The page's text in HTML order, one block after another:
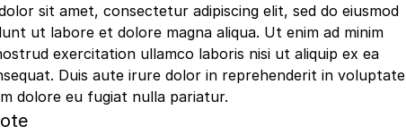
sit amet, consectetur adipiscing elit, sed do eiusmod
ut labore et dolore magna aliqua. Ut enim ad minim
exercitation ullamco laboris nisi ut aliquip ex ea
Duis aute irure dolor in reprehenderit in voluptate
dolore eu fugiat nulla pariatur.